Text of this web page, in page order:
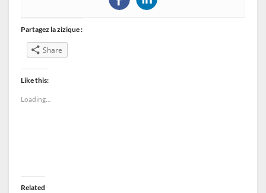
Partagez la zizique :
Share
Like this:
Loading...
Related